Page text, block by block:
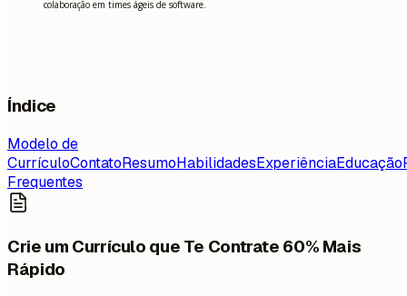
colaboração em times ágeis de software.
Índice
Modelo de
CurrículoContatoResumoHabilidadesExperiênciaEducação
Frequentes
Crie um Currículo que Te Contrate 60% Mais
Rápido